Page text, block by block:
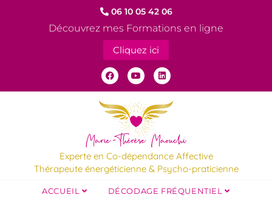
06 10 05 42 06
Découvrez mes Formations en ligne
Cliquez ici
Experte en Co-dépendance Affective
Thérapeute énergéticienne & Psycho-praticienne
ACCUEIL DÉCODAGE FRÉQUENTIEL